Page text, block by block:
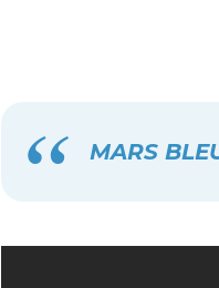
MARS